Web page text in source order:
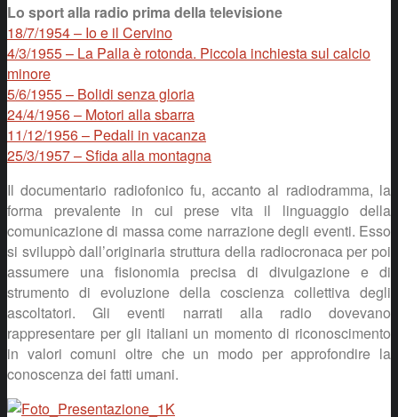
Lo sport alla radio prima della televisione
18/7/1954 – Io e il Cervino
4/3/1955 – La Palla è rotonda. Piccola inchiesta sul calcio
minore
5/6/1955 – Bolidi senza gloria
24/4/1956 – Motori alla sbarra
11/12/1956 – Pedali in vacanza
25/3/1957 – Sfida alla montagna
Il documentario radiofonico fu, accanto al radiodramma, la
forma prevalente in cui prese vita il linguaggio della
comunicazione di massa come narrazione degli eventi. Esso
si sviluppò dall’originaria struttura della radiocronaca per poi
assumere una fisionomia precisa di divulgazione e di
strumento di evoluzione della coscienza collettiva degli
ascoltatori. Gli eventi narrati alla radio dovevano
rappresentare per gli italiani un momento di riconoscimento
in valori comuni oltre che un modo per approfondire la
conoscenza dei fatti umani.